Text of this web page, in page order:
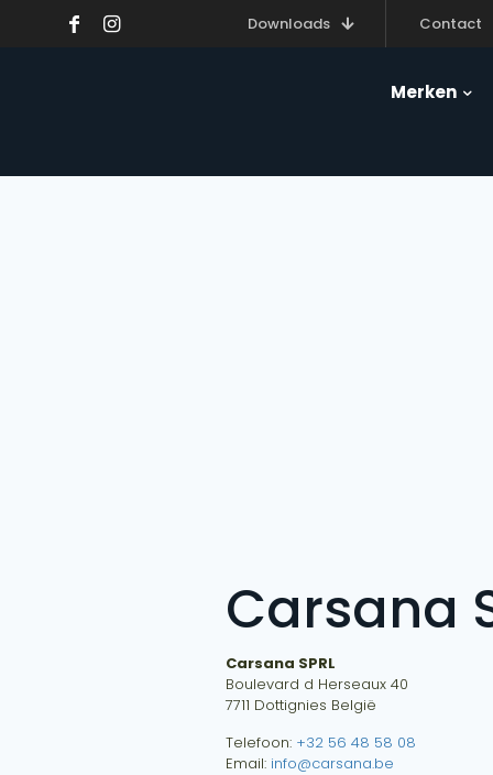
Downloads Contact
Merken
Carsana
Carsana SPRL
Boulevard d Herseaux 40
7711 Dottignies België
Telefoon: +32 56 48 58 08
Email: info@carsana.be